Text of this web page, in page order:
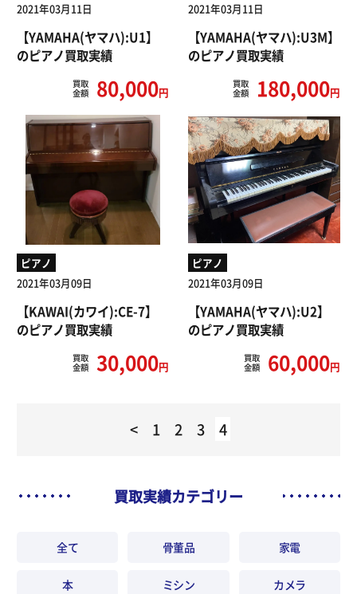
2021年03月11日
【YAMAHA(ヤマハ):U1】
のピアノ買取実績
買取
金額
80,000円
2021年03月11日
【YAMAHA(ヤマハ):U3M】
のピアノ買取実績
買取
金額
180,000円
ピアノ
2021年03月09日
【KAWAI(カワイ):CE-7】
のピアノ買取実績
買取
金額
30,000円
ピアノ
2021年03月09日
【YAMAHA(ヤマハ):U2】
のピアノ買取実績
買取
金額
60,000円
< 1 2 3 4
買取実績カテゴリー
全て 骨董品 家電
本 ミシン カメラ